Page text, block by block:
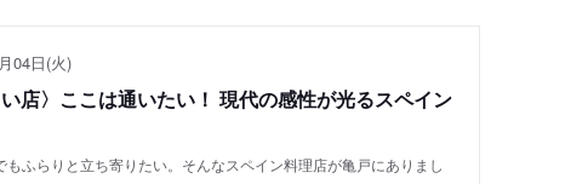
04日(火)
店〉ここは通いたい！ 現代の感性が光るスペイン
ふらりと立ち寄りたい。そんなスペイン料理店が亀戸にありまし